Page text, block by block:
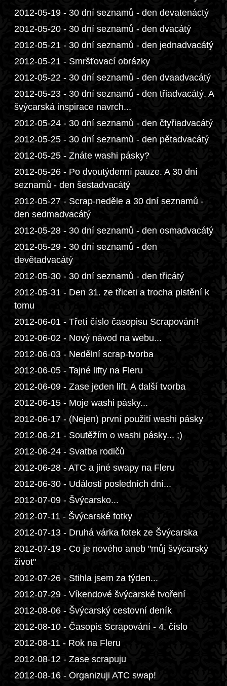
2012-05-19 - 30 dní seznamů - den devatenáctý
2012-05-20 - 30 dní seznamů - den dvacátý
2012-05-21 - 30 dní seznamů - den jednadvacátý
2012-05-21 - Smršťovací obrázky
2012-05-22 - 30 dní seznamů - den dvaadvacátý
2012-05-23 - 30 dní seznamů - den třiadvacátý. A
švýcarská inspirace navrch...
2012-05-24 - 30 dní seznamů - den čtyřiadvacátý
2012-05-25 - 30 dní seznamů - den pětadvacátý
2012-05-25 - Znáte washi pásky?
2012-05-26 - Po dvoutýdenní pauze. A 30 dní
seznamů - den šestadvacátý
2012-05-27 - Scrap-neděle a 30 dní seznamů -
den sedmadvacátý
2012-05-28 - 30 dní seznamů - den osmadvacátý
2012-05-29 - 30 dní seznamů - den
devětadvacátý
2012-05-30 - 30 dní seznamů - den třicátý
2012-05-31 - Den 31. ze třiceti a trocha plstění k
tomu
2012-06-01 - Třetí číslo časopisu Scrapování!
2012-06-02 - Nový návod na webu...
2012-06-03 - Nedělní scrap-tvorba
2012-06-05 - Tajné lifty na Fleru
2012-06-09 - Zase jeden lift. A další tvorba
2012-06-15 - Moje washi pásky...
2012-06-17 - (Nejen) první použití washi pásky
2012-06-21 - Soutěžím o washi pásky... ;)
2012-06-24 - Svatba rodičů
2012-06-28 - ATC a jiné swapy na Fleru
2012-06-30 - Události posledních dní...
2012-07-09 - Švýcarsko...
2012-07-11 - Švýcarské fotky
2012-07-13 - Druhá várka fotek ze Švýcarska
2012-07-19 - Co je nového aneb "můj švýcarský
život"
2012-07-26 - Stihla jsem za týden...
2012-07-29 - Víkendové švýcarské tvoření
2012-08-06 - Švýcarský cestovní deník
2012-08-10 - Časopis Scrapování - 4. číslo
2012-08-11 - Rok na Fleru
2012-08-12 - Zase scrapuju
2012-08-16 - Organizuji ATC swap!